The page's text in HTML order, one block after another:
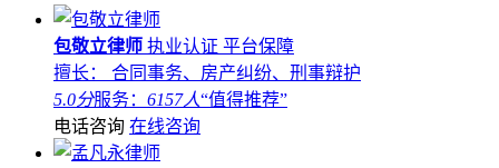
包敬立律师 执业认证 平台保障
擅长： 合同事务、房产纠纷、刑事辩护
5.0分服务： 6157人“值得推荐”
电话咨询 在线咨询